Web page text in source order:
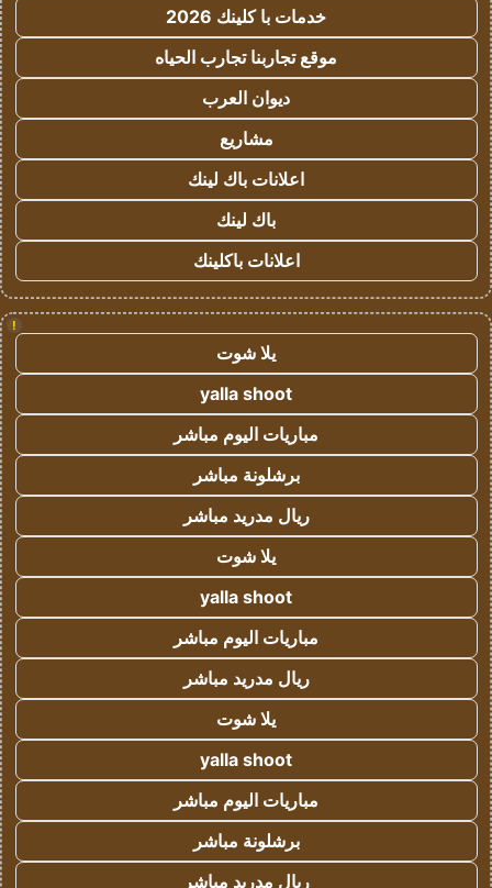
خدمات با كلينك 2026
موقع تجاربنا تجارب الحياه
ديوان العرب
مشاريع
اعلانات باك لينك
باك لينك
اعلانات باكلينك
!
يلا شوت
yalla shoot
مباريات اليوم مباشر
برشلونة مباشر
ريال مدريد مباشر
يلا شوت
yalla shoot
مباريات اليوم مباشر
ريال مدريد مباشر
يلا شوت
yalla shoot
مباريات اليوم مباشر
برشلونة مباشر
ريال مدريد مباشر